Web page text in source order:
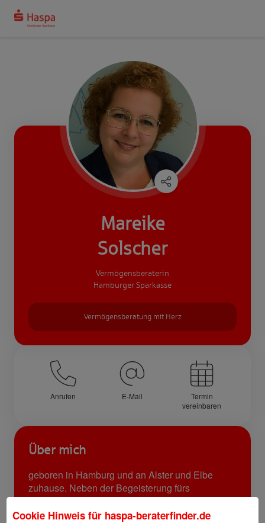
Mareike
Solscher
Vermögensberaterin
Hamburger Sparkasse
Vermögensberatung mit Herz
Anrufen E-Mail
Termin
vereinbaren
Über mich
geboren in Hamburg und an Alster und Elbe
zuhause. Neben der Begeisterung fürs
Tortenbacken, verbringe ich meine Freizeit gern
auf den Golfplätzen der Region.
Cookie Hinweis für haspa-beraterfinder.de